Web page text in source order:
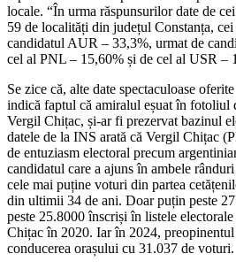
locale. “În urma răspunsurilor date de
59 de localități din județul Constanța,
candidatul AUR – 33,3%, urmat de
cel al PNL – 15,60% și de cel al USR –
Se zice că, alte date spectaculoase
indică faptul că amiralul eșuat în fotoliul
Vergil Chițac, și-ar fi prezervat bazinul
datele de la INS arată că Vergil Chițac
de entuziasm electoral precum
candidatul care a ajuns în ambele
cele mai puține voturi din partea
din ultimii 34 de ani. Doar puțin peste
peste 25.8000 înscriși în listele
Chițac în 2020. Iar în 2024,
conducerea orașului cu 31.037 de voturi.